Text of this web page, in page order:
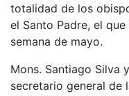
totalidad de los
el Santo Padre, el
semana de mayo.
Mons. Santiago Silva
secretario general de